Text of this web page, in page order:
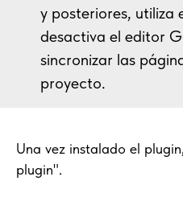
y posteriores, utiliza
desactiva el editor
sincronizar las
proyecto.
Una vez instalado el
plugin".